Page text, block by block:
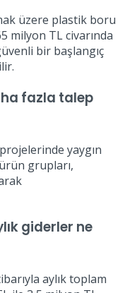
üzere plastik boru
milyon TL civarında
bir başlangıç
fazla talep
yaygın
grupları,
giderler ne
aylık toplam